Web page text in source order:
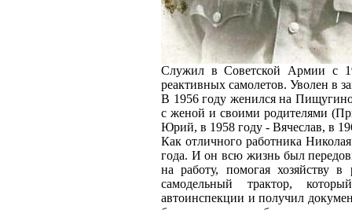
Служил в Советской Армии с
реактивных самолетов. Уволен в
В 1956 году женился на
с женой и своими родителями
Юрий, в 1958 году - Вячеслав, в
Как отличного работника
года. И он всю жизнь был
на работу, помогая хозяйству
самодельный трактор,
автоинспекции и получил